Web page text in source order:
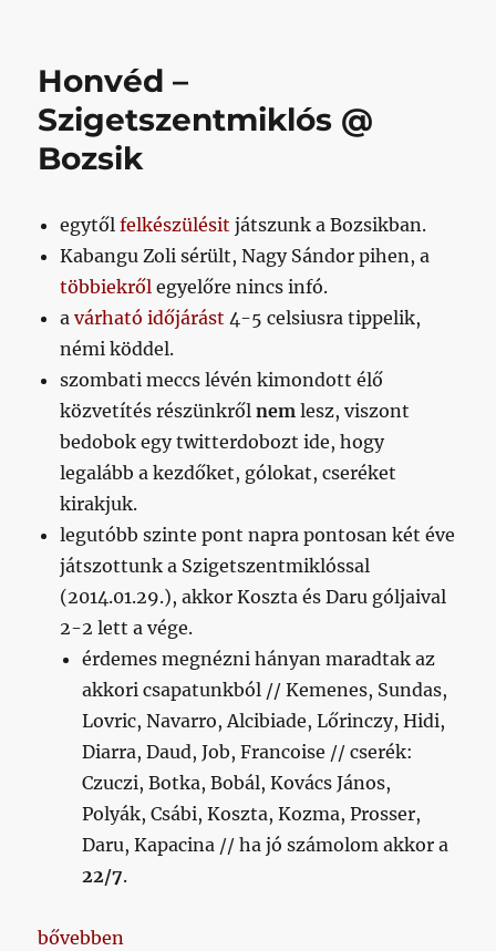
mekkora
Tamás
úrtól
bejegyzéshez
Honvéd –
Szigetszentmiklós @
Bozsik
egytőlfelkészülésit játszunk a Bozsikban.
Kabangu Zoli sérült, Nagy Sándor pihen, a
többiekről egyelőre nincs infó.
avárható időjárást 4-5 celsiusra tippelik,
némi köddel.
szombati meccs lévén kimondott élő
közvetítés részünkrőlnem lesz, viszont
bedobok egy twitterdobozt ide, hogy
legalább a kezdőket, gólokat, cseréket
kirakjuk.
legutóbb szinte pont napra pontosan két éve
játszottunk a Szigetszentmiklóssal
(2014.01.29.), akkor Koszta és Daru góljaival
2-2 lett a vége.
érdemes megnézni hányan maradtak az
akkori csapatunkból // Kemenes, Sundas,
Lovric, Navarro, Alcibiade, Lőrinczy, Hidi,
Diarra, Daud, Job, Francoise // cserék:
Czuczi, Botka, Bobál, Kovács János,
Polyák, Csábi, Koszta, Kozma, Prosser,
Daru, Kapacina // ha jó számolom akkor a
22/7.
„Honvéd – Szigetszentmiklós @ Bozsik”
bővebben